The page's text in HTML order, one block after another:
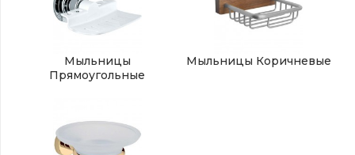
Мыльницы
Прямоугольные
Мыльницы Коричневые